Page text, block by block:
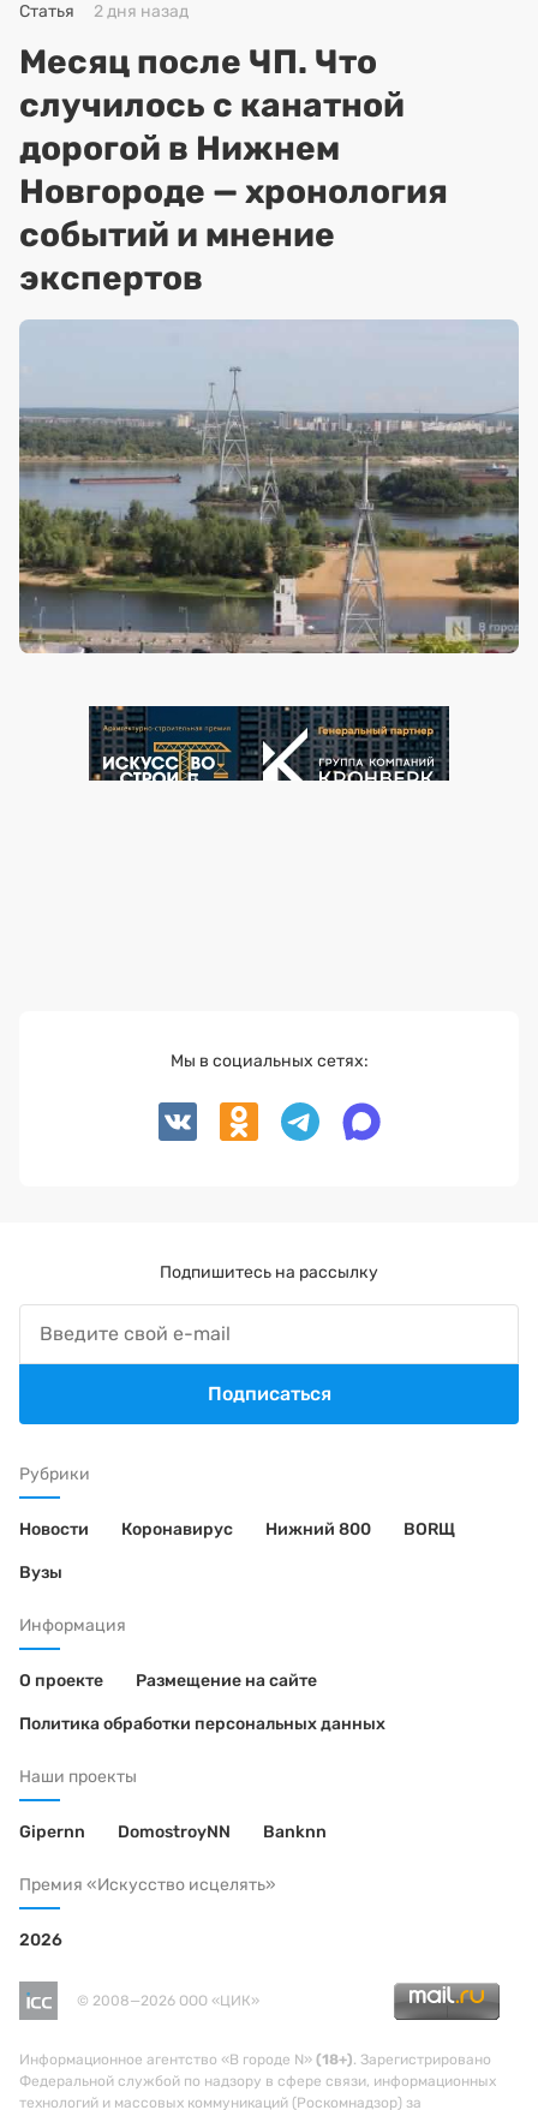
Статья 2 дня назад
Месяц после ЧП. Что
случилось с канатной
дорогой в Нижнем
Новгороде — хронология
событий и мнение
экспертов
Рубрики
Новости Коронавирус Нижний 800 BORЩ
Вузы
Информация
О проекте Размещение на сайте
Политика обработки персональных данных
Наши проекты
Gipernn DomostroyNN Banknn
Премия «Искусство исцелять»
2026
© 2008—2026 ООО «ЦИК»
Информационное агентство «В городе N» (18+). Зарегистрировано
Федеральной службой по надзору в сфере связи, информационных
технологий и массовых коммуникаций (Роскомнадзор) за
Мы в социальных сетях:
Подпишитесь на рассылку
Подписаться